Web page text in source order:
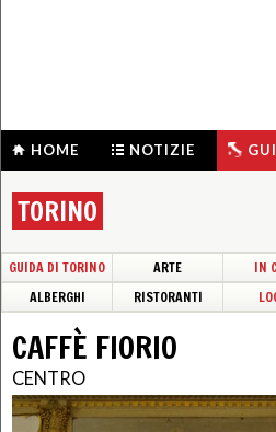
HOME NOTIZIE
TORINO
GUIDA DI TORINO ARTE IN
ALBERGHI
RISTORANTI
CAFFÈ FIORIO
CENTRO